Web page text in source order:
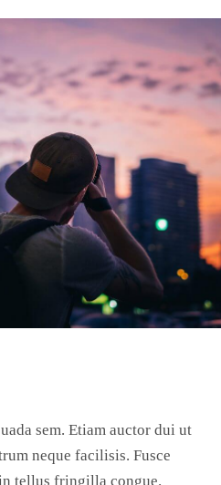
sem. Etiam auctor dui ut
neque facilisis. Fusce
tellus fringilla congue.